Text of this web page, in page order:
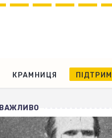
КРАМНИЦЯ
ВАЖЛИВО